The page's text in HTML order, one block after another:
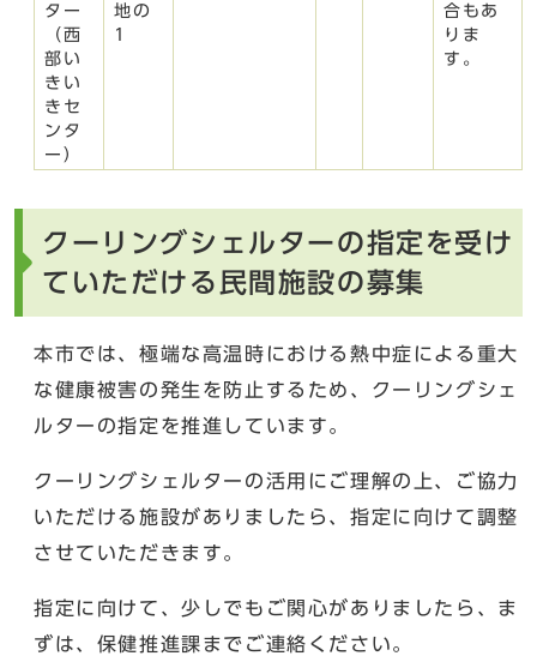
ター
（西
部い
きい
きセ
ンタ
ー）
地の
1
合もあ
りま
す。
クーリングシェルターの指定を受け
ていただける民間施設の募集
本市では、極端な高温時における熱中症による重大
な健康被害の発生を防止するため、クーリングシェ
ルターの指定を推進しています。
クーリングシェルターの活用にご理解の上、ご協力
いただける施設がありましたら、指定に向けて調整
させていただきます。
指定に向けて、少しでもご関心がありましたら、ま
ずは、保健推進課までご連絡ください。